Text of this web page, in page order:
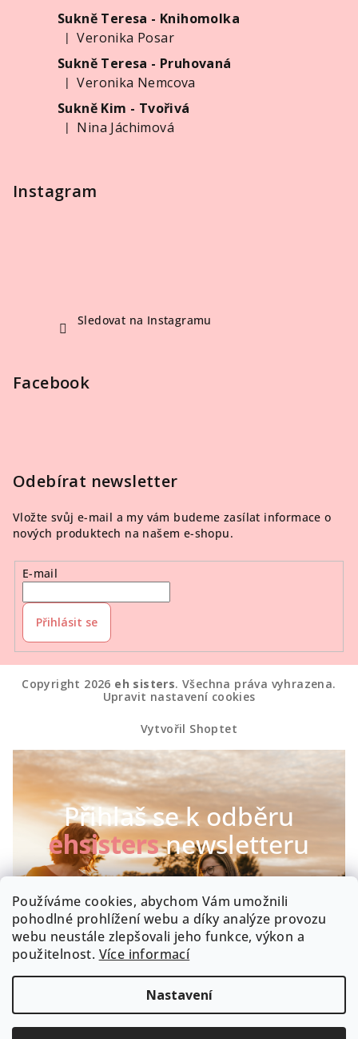
Používáme cookies, abychom Vám umožnili
pohodlné prohlížení webu a díky analýze provozu
webu neustále zlepšovali jeho funkce, výkon a
použitelnost. Více informací
Nastavení
p
s
u
Sukně Teresa - Knihomolka
Hodnocení produktu je 5 z 5 hvězdiček.
|
Veronika Posar
Sukně Teresa - Pruhovaná
Hodnocení produktu je 5 z 5 hvězdiček.
|
Veronika Nemcova
Sukně Kim - Tvořivá
Hodnocení produktu je 5 z 5 hvězdiček.
| Nina Jáchimová
Instagram
Sledovat na Instagramu
Facebook
Odebírat newsletter
Vložte svůj e-mail a my vám budeme zasílat informace o
nových produktech na našem e-shopu.
E-mail
Přihlásit se
Copyright 2026 eh sisters. Všechna práva vyhrazena.
Upravit nastavení cookies
Vytvořil Shoptet
Přihlaš se k odběru
ehsistersnewsletteru
Chceš být první, kdo se dozví o našich novinkách a
speciálních akcích? Máme radost :-)
Byla by škoda, kdyby zrovna Tobě něco uniklo!